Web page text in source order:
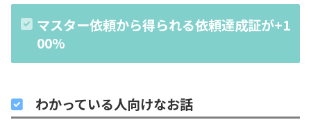
マスター依頼から得られる依頼達成証が+1
00%
わかっている人向けなお話